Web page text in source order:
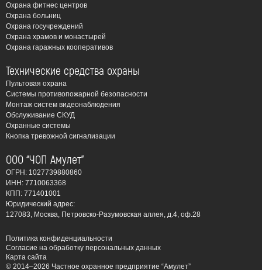
обеспечьте себе спокойствие и защиту с ЧОП “Амулет”.
Современные реалии Балашихи диктуют свои правила.
Быстрый темп жизни, интенсивная застройка и
увеличивают вероятность возникновения пожаров. Не
стоит забывать и о человеческом факторе:
невнимательность, несоблюдение правил пожарной
безопасности, неисправная электропроводка – все это
может привести к катастрофическим последствиям.
сигнализации – это не роскошь, а острая необходимость,
гарантия сохранности жизни и имущества. Даже
незначительное замедление реакции в случае
возгорания может привести к непоправимым потерям.
ЧОП “Амулет” ориентируется на комплексный подход к
обеспечению пожарной безопасности. Мы предлагаем
не только стандартный монтаж, но и разработку
индивидуальных проектов, учитывающих специфику
Охрана фитнес центров
Охрана больниц
Охрана госучреждений
Охрана храмов и монастырей
Охрана гаражных кооперативов
Технические средства охраны
Пультовая охрана
Системы противопожарной безопасности
Монтаж систем видеонаблюдения
Обслуживание СКУД
Охранные системы
Кнопка тревожной сигнализации
ООО “ЧОП Амулет”
ОГРН: 1027739880860
ИНН: 7710063368
КПП: 771401001
Юридический адрес:
127083, Москва, Петровско-Разумовская аллея, д.4, оф.28
Политика конфиденциальности
Согласие на обработку персональных данных
Карта сайта
© 2014–2026 Частное охранное предприятие “Амулет”